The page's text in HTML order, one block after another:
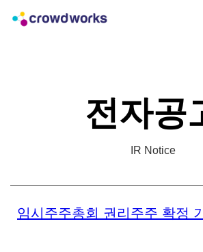
전자공
IR Notice
임시주주총회 권리주주 확정